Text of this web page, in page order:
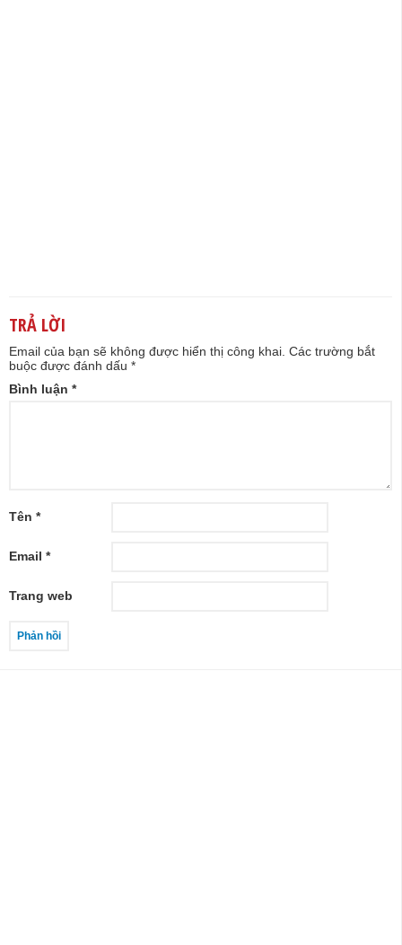
TRẢ LỜI
Email của bạn sẽ không được hiển thị công khai. Các trường bắt
buộc được đánh dấu *
Bình luận *
Tên *
Email *
Trang web